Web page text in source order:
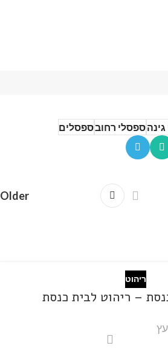
ספסלי רחובספסלים
Older
ריהוט
– ריהוט לבית כנסת